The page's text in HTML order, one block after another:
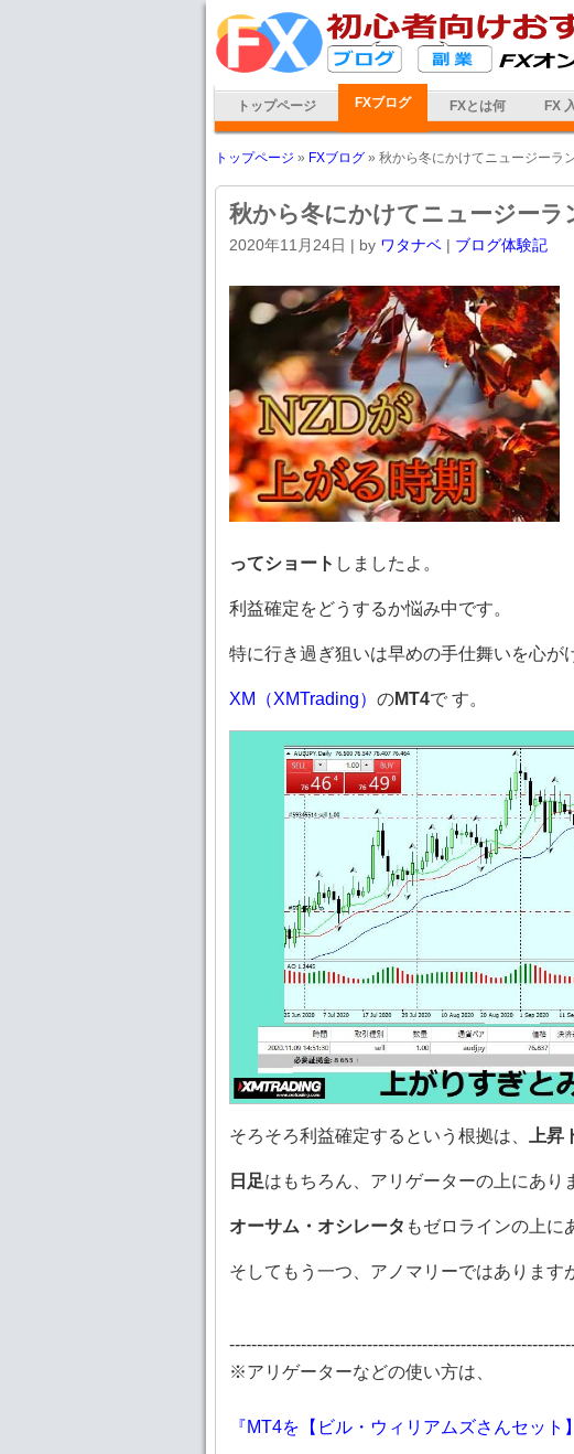
トップページ FXブログ FXとは何 FX
トップページ » FXブログ » 秋から冬にかけてニュージーラ
秋から冬にかけてニュージー
2020年11月24日 | by ワタナベ | ブログ体験記
ってショート しましたよ。
利益確定をどうするか悩み中です。
特に行き過ぎ狙いは早めの手仕舞いを心が
XM（XMTrading） のMT4で す。
そろそろ利益確定するという根拠は、 上昇
日足はもちろん、アリゲーターの上にあり
オーサム・オシレータ もゼロラインの上に
そしてもう一つ、アノマリーではあります
※アリゲーターなどの使い方は、
『MT4を【ビル・ウィリアムズさんセット